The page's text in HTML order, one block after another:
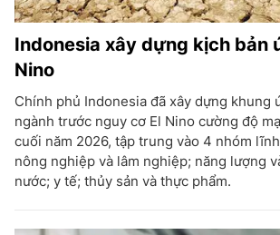
Indonesia xây dựng kịch bản
Nino
Chính phủ Indonesia đã xây dựng khung
ngành trước nguy cơ El Nino cường độ
cuối năm 2026, tập trung vào 4 nhóm
nông nghiệp và lâm nghiệp; năng lượng
nước; y tế; thủy sản và thực phẩm.